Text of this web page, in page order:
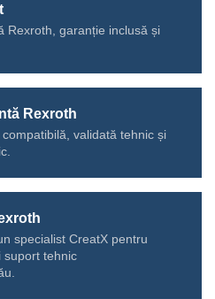
Rexroth, garanție inclusă și
Rexroth
validată tehnic și
specialist CreatX pentru
suport tehnic